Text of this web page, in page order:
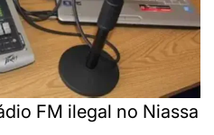
FM ilegal no Niassa